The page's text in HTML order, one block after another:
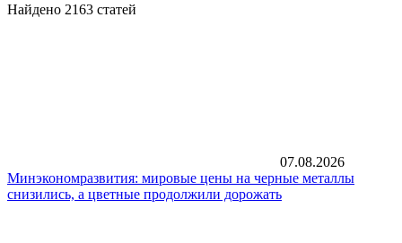
Найдено 2163 статей
07.08.2026
Минэкономразвития: мировые цены на черные металлы
снизились, а цветные продолжили дорожать